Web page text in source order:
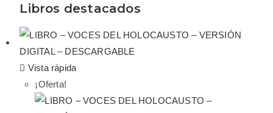
Libros destacados
Vista rápida
¡Oferta!